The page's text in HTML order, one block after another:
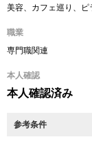
美容、カフェ巡り、
職業
専門職関連
本人確認
本人確認済み
参考条件